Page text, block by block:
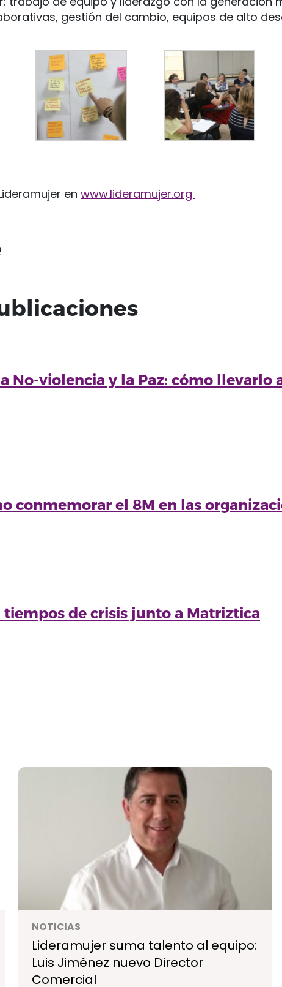
gestión del cambio, equipos de alto
en www.lideramujer.org
No-violencia y la Paz: cómo llevarlo
conmemorar el 8M en las
tiempos de crisis junto a Matriztica
NOTICIAS
Lideramujer suma talento al equipo:
Luis Jiménez nuevo Director
Comercial